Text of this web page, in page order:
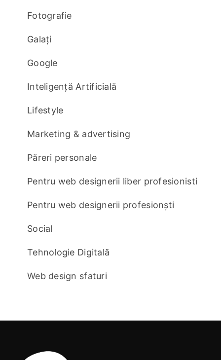
Fotografie
Galați
Google
Inteligență Artificială
Lifestyle
Marketing & advertising
Păreri personale
Pentru web designerii liber profesionisti
Pentru web designerii profesionști
Social
Tehnologie Digitală
Web design sfaturi